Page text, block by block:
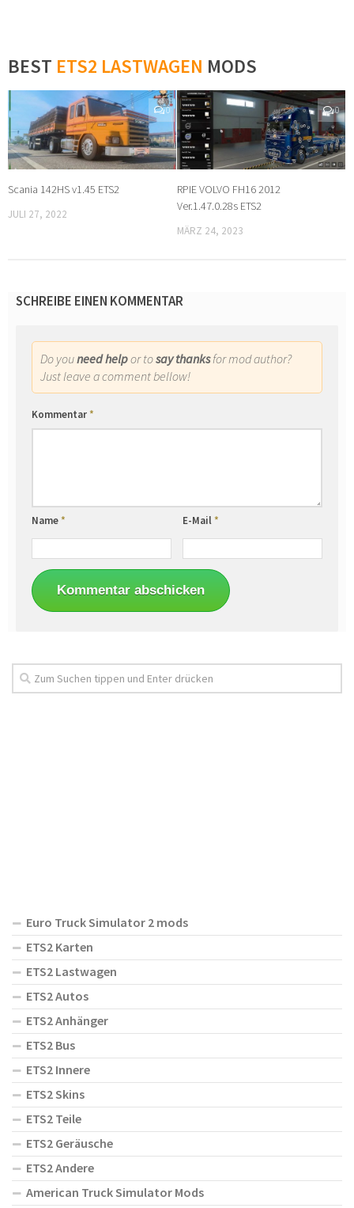
BEST ETS2 LASTWAGEN MODS
0
Scania 142HS v1.45 ETS2
JULI 27, 2022
0
RPIE VOLVO FH16 2012
Ver.1.47.0.28s ETS2
MÄRZ 24, 2023
SCHREIBE EINEN KOMMENTAR
Do youneed helpor tosay thanksfor mod author?
Just leave a comment bellow!
Kommentar*
Name* E-Mail*
Euro Truck Simulator 2 mods
ETS2 Karten
ETS2 Lastwagen
ETS2 Autos
ETS2 Anhänger
ETS2 Bus
ETS2 Innere
ETS2 Skins
ETS2 Teile
ETS2 Geräusche
ETS2 Andere
American Truck Simulator Mods